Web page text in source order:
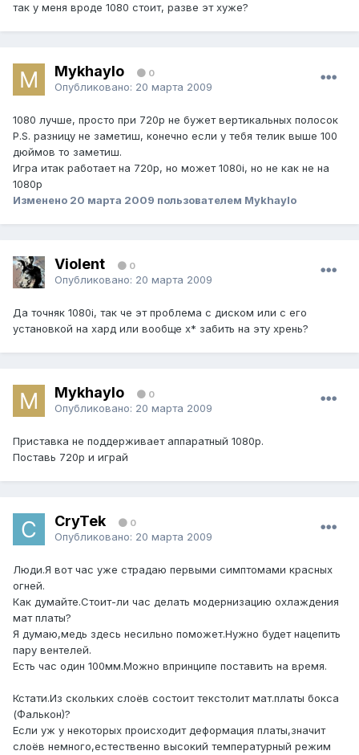
так у меня вроде 1080 стоит, разве эт хуже?
Mykhaylo 0
Опубликовано: 20 марта 2009
1080 лучше, просто при 720р не бужет вертикальных полосок
P.S. разницу не заметиш, конечно если у тебя телик выше 100
дюймов то заметиш.
Игра итак работает на 720р, но может 1080i, но не как не на
1080р
Изменено 20 марта 2009 пользователем Mykhaylo
Violent 0
Опубликовано: 20 марта 2009
Да точняк 1080i, так че эт проблема с диском или с его
установкой на хард или вообще х* забить на эту хрень?
Mykhaylo 0
Опубликовано: 20 марта 2009
Приставка не поддерживает аппаратный 1080р.
Поставь 720р и играй
CryTek 0
Опубликовано: 20 марта 2009
Люди.Я вот час уже страдаю первыми симптомами красных
огней.
Как думайте.Стоит-ли час делать модернизацию охлаждения
мат платы?
Я думаю,медь здесь несильно поможет.Нужно будет нацепить
пару вентелей.
Есть час один 100мм.Можно впринципе поставить на время.
Кстати.Из скольких слоёв состоит текстолит мат.платы бокса
(Фалькон)?
Если уж у некоторых происходит деформация платы,значит
cлоёв немного,естественно высокий температурный режим